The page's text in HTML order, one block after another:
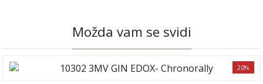
Možda vam se svidi
20%